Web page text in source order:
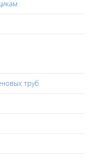
труб